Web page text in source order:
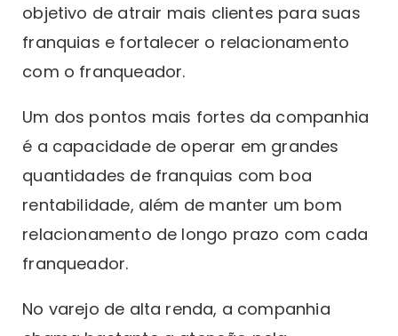
objetivo de atrair mais clientes para suas
franquias e fortalecer o relacionamento
com o franqueador.
Um dos pontos mais fortes da companhia
é a capacidade de operar em grandes
quantidades de franquias com boa
rentabilidade, além de manter um bom
relacionamento de longo prazo com cada
franqueador.
No varejo de alta renda, a companhia